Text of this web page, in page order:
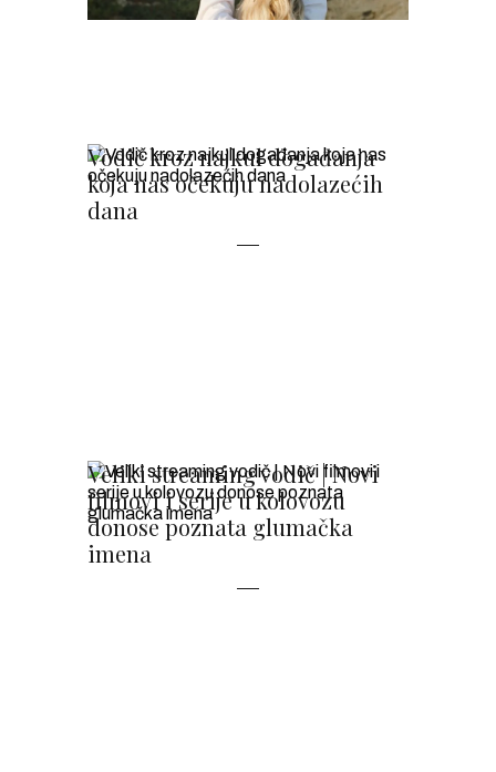
Vodič kroz najkul događanja
koja nas očekuju nadolazećih
dana
Veliki streaming vodič | Novi
filmovi i serije u kolovozu
donose poznata glumačka
imena